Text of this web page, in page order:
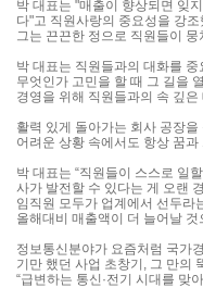
박 대표는 "매출이 향상되면 잊
다"고 직원사랑의 중요성을 강조
그는 끈끈한 정으로 직원들이
박 대표는 직원들과의 대화를
무엇인가 고민을 할 때 그 길을
경영을 위해 직원들과의 속 깊
활력 있게 돌아가는 회사 공장
어려운 상황 속에서도 항상 꿈
박 대표는 “직원들이 스스로 일
사가 발전할 수 있다는 게 오랜
임직원 모두가 업계에서 선두라
올해대비 매출액이 더 늘어날
정보통신분야가 요즘처럼 국가
기만 했던 사업 초창기, 그 만의
“급변하는 통신·전기 시대를 맞